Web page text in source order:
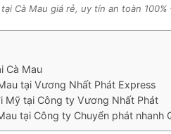
Cà Mau giá rẻ, uy tín an toàn
Cà Mau
tại Vương Nhất Phát Express
Mỹ tại Công ty Vương Nhất Phát
tại Công ty Chuyển phát nhanh